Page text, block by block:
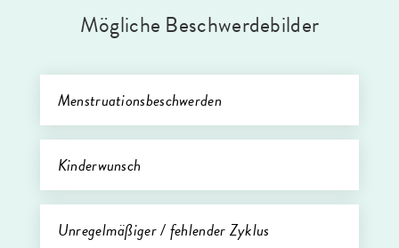
Mögliche Beschwerdebilder
Menstruationsbeschwerden
Kinderwunsch
Unregelmäßiger / fehlender Zyklus